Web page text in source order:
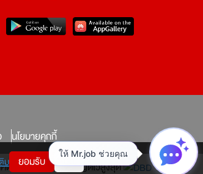
ม ยอมรับ ปิด
job
นโยบายคุกกี้
นินคดีตามที่กฎหมายบัญญัติไว้สูงสุด